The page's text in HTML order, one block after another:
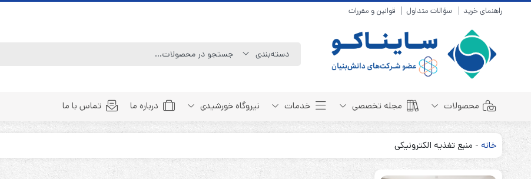
راهنمای خرید سؤالات متداول قوانین و مقررات
محصولات
باتری سیلد لید اسید
Line Interactive (Simulated Sine Wave)
مجله تخصصی
مبانی باتری
خدمات نیروگاه خورشیدی درباره ما تماس با ما
خانه - منبع تغذیه الکترونیکی